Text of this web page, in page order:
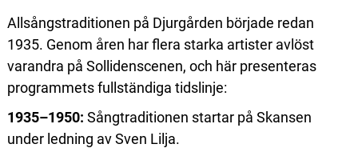
Allsångstraditionen på Djurgården började redan
1935. Genom åren har flera starka artister avlöst
varandra på Sollidenscenen, och här presenteras
programmets fullständiga tidslinje:
1935–1950: Sångtraditionen startar på Skansen
under ledning av Sven Lilja.